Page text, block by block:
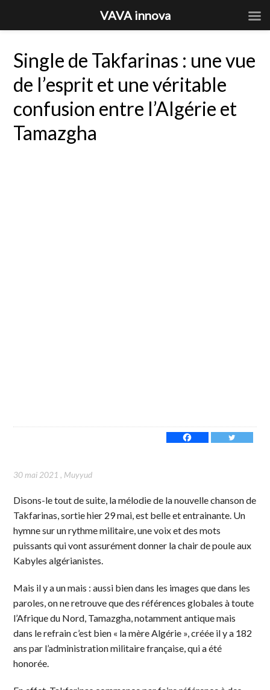
Single de Takfarinas : une vue
de l’esprit et une véritable
confusion entre l’Algérie et
Tamazgha
30 mai 2021 , Muyyud
Disons-le tout de suite, la mélodie de la nouvelle chanson de
Takfarinas, sortie hier 29 mai, est belle et entrainante. Un
hymne sur un rythme militaire, une voix et des mots
puissants qui vont assurément donner la chair de poule aux
Kabyles algérianistes.
Mais il y a un mais : aussi bien dans les images que dans les
paroles, on ne retrouve que des références globales à toute
l’Afrique du Nord, Tamazgha, notamment antique mais
dans le refrain c’est bien « la mère Algérie », créée il y a 182
ans par l’administration militaire française, qui a été
honorée.
VAVA innova